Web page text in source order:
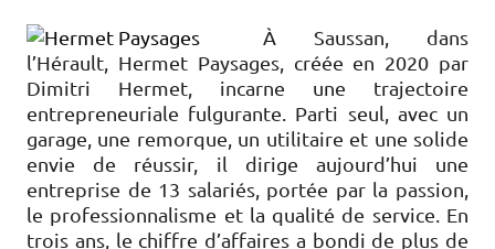
À Saussan, dans
l’Hérault, Hermet Paysages, créée en 2020 par
Dimitri Hermet, incarne une trajectoire
entrepreneuriale fulgurante. Parti seul, avec un
garage, une remorque, un utilitaire et une solide
envie de réussir, il dirige aujourd’hui une
entreprise de 13 salariés, portée par la passion,
le professionnalisme et la qualité de service. En
trois ans, le chiffre d’affaires a bondi de plus de